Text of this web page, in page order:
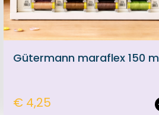
Gütermann maraflex 150 m
€ 4,25